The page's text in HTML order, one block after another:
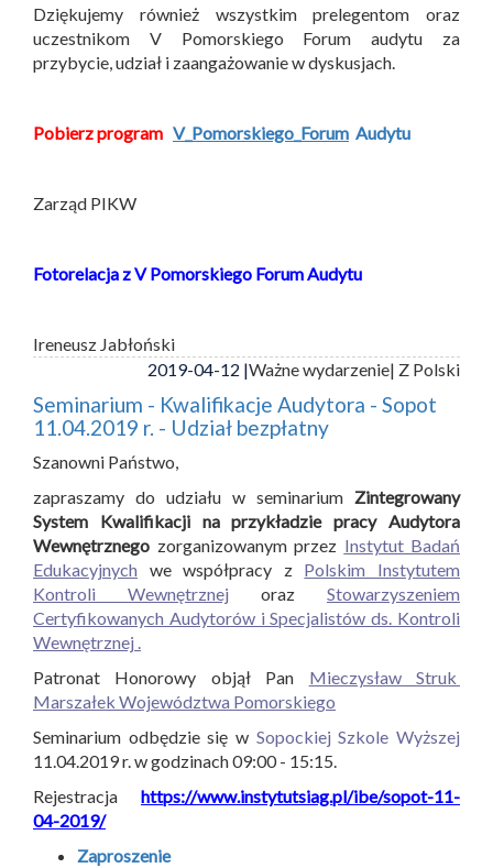
Dziękujemy również wszystkim prelegentom oraz
uczestnikom V Pomorskiego Forum audytu za
przybycie, udział i zaangażowanie w dyskusjach.
Pobierz program V_Pomorskiego_Forum Audytu
Zarząd PIKW
Fotorelacja z V Pomorskiego Forum Audytu
Ireneusz Jabłoński
2019-04-12 |Ważne wydarzenie| Z Polski
Seminarium - Kwalifikacje Audytora - Sopot
11.04.2019 r. - Udział bezpłatny
Szanowni Państwo,
zapraszamy do udziału w seminarium Zintegrowany
System Kwalifikacji na przykładzie pracy Audytora
Wewnętrznego zorganizowanym przez Instytut Badań
Edukacyjnych we współpracy z Polskim Instytutem
Kontroli Wewnętrznej oraz Stowarzyszeniem
Certyfikowanych Audytorów i Specjalistów ds. Kontroli
Wewnętrznej .
Patronat Honorowy objął Pan Mieczysław Struk
Marszałek Województwa Pomorskiego
Seminarium odbędzie się w Sopockiej Szkole Wyższej
11.04.2019 r. w godzinach 09:00 - 15:15.
Rejestracja https://www.instytutsiag.pl/ibe/sopot-11-
04-2019/
Zaproszenie